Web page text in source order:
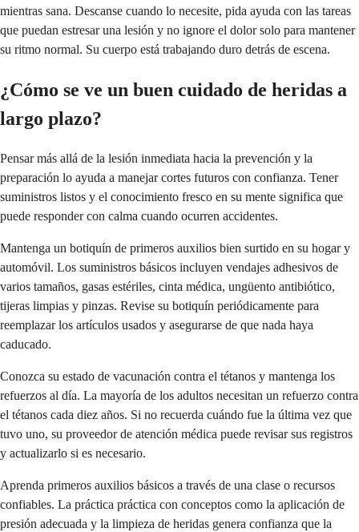
mientras sana. Descanse cuando lo necesite, pida ayuda con las tareas
que puedan estresar una lesión y no ignore el dolor solo para mantener
su ritmo normal. Su cuerpo está trabajando duro detrás de escena.
¿Cómo se ve un buen cuidado de heridas a
largo plazo?
Pensar más allá de la lesión inmediata hacia la prevención y la
preparación lo ayuda a manejar cortes futuros con confianza. Tener
suministros listos y el conocimiento fresco en su mente significa que
puede responder con calma cuando ocurren accidentes.
Mantenga un botiquín de primeros auxilios bien surtido en su hogar y
automóvil. Los suministros básicos incluyen vendajes adhesivos de
varios tamaños, gasas estériles, cinta médica, ungüento antibiótico,
tijeras limpias y pinzas. Revise su botiquín periódicamente para
reemplazar los artículos usados y asegurarse de que nada haya
caducado.
Conozca su estado de vacunación contra el tétanos y mantenga los
refuerzos al día. La mayoría de los adultos necesitan un refuerzo contra
el tétanos cada diez años. Si no recuerda cuándo fue la última vez que
tuvo uno, su proveedor de atención médica puede revisar sus registros
y actualizarlo si es necesario.
Aprenda primeros auxilios básicos a través de una clase o recursos
confiables. La práctica práctica con conceptos como la aplicación de
presión adecuada y la limpieza de heridas genera confianza que la